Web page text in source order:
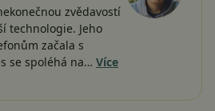
zvědavostí
technologie. Jeho
začala s
se spoléhá na… Více